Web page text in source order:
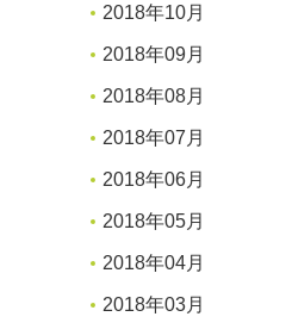
2018年10月
2018年09月
2018年08月
2018年07月
2018年06月
2018年05月
2018年04月
2018年03月